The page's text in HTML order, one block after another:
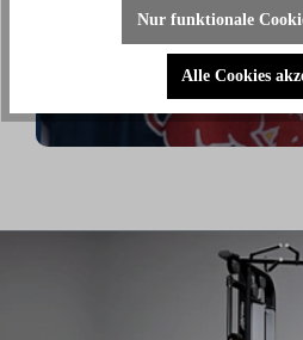
außerhalb des Eises an
Nur funktionale
Alle Cookies